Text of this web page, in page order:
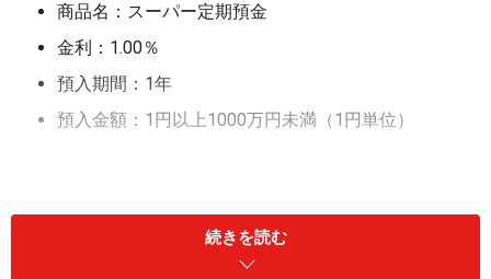
商品名：スーパー定期預金
金利：1.00％
預入期間：1年
預入金額：1円以上1000万円未満（1円単位）
商品名：スターワン円定期預金プラス＜インターネ
続きを読む